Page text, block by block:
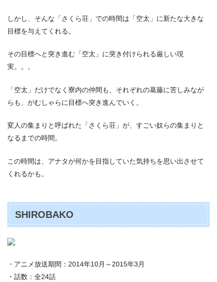
しかし、そんな「さくら荘」での時間は「空太」に新たな大きな
目標を与えてくれる。
その目標へと突き進む「空太」に突き付けられる厳しい現
実。。。
「空太」だけでなく寮内の仲間も、それぞれの葛藤に苦しみなが
らも、がむしゃらに目標へ突き進んでいく。
変人の集まりと呼ばれた「さくら荘」が、すごい奴らの集まりと
なるまでの時間。
この時間は、アナタが何かを目指していた気持ちを思い出させて
くれるかも。
SHIROBAKO
・アニメ放送期間：2014年10月～2015年3月
・話数：全24話